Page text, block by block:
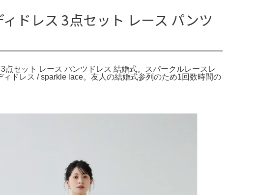
ドレス 3点セット レース パンツ
セット レース パンツドレス 結婚式。スパークルレースレ
ドレス / sparkle lace。友人の結婚式参列のため1回数時間の